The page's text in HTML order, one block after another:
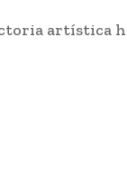
artística